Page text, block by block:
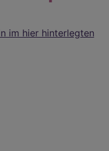
im hier hinterlegten